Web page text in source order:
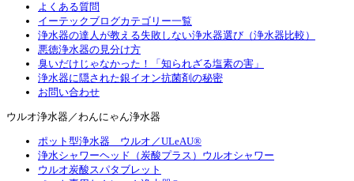
よくある質問
イーテックブログカテゴリー一覧
浄水器の達人が教える失敗しない浄水器選び（浄水器比較）
悪徳浄水器の見分け方
臭いだけじゃなかった！「知られざる塩素の害」
浄水器に隠された銀イオン抗菌剤の秘密
お問い合わせ
ウルオ浄水器／わんにゃん浄水器
ポット型浄水器 ウルオ／ULeAU®
浄水シャワーヘッド（炭酸プラス）ウルオシャワー
ウルオ炭酸スパタブレット